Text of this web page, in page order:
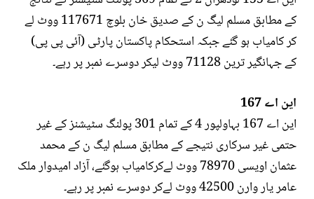
کے مطابق مسلم ليگ ن کے صدیق خان بلوچ 117671 ووٹ لے
کر کامیاب ہو گئے جبکہ استحکام پاکستان پارٹی (آئی پی پی)
کے جہانگیر ترین 71128 ووٹ لیکر دوسرے نمبر پر رہے۔
این اے 167
این اے 167 بہاولپور 4 کے تمام 301 پولنگ سٹیشنز کے غیر
حتمی غیر سرکاری نتیجے کے مطابق مسلم ليگ ن کے محمد
عثمان اویسی 78970 ووٹ لےکرکامیاب ہوگئے، آزاد امیدوار ملک
عامر یار وارن 42500 ووٹ لےکر دوسرے نمبر پر رہے۔